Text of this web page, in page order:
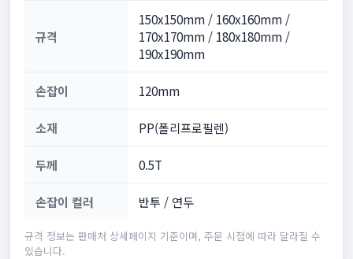
규격
150x150mm / 160x160mm /
170x170mm / 180x180mm /
190x190mm
손잡이 120mm
소재 PP(폴리프로필렌)
두께 0.5T
손잡이 컬러 반투 / 연두
규격 정보는 판매처 상세페이지 기준이며, 주문 시점에 따라 달라질 수
있습니다.